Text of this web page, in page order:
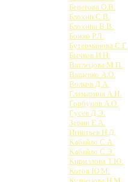
Берегова О.В.
Блохин С.В.
Блохина В.В.
Божко Р.Л.
Бутерманова С.Г.
Бычков И.Н.
Ватлецова М.П.
Ващенко А.О.
Волков Д.А.
Глазырина А.Н.
Горбунов А.О.
Гусев Д.Э.
Зерин Е.А.
Игнатьев Н.Д.
Кабайло С.А.
Кабайло С.Э.
Кириллова Т.Ю.
Котов Ю.М.